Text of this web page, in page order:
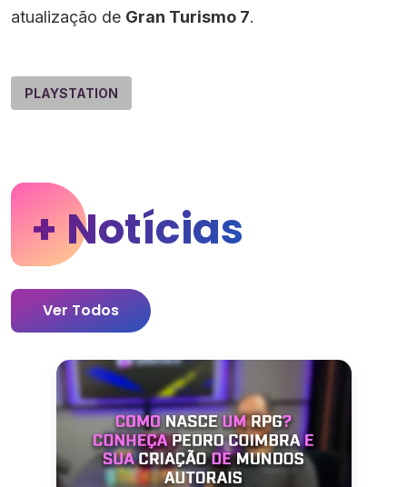
atualização de Gran Turismo 7.
PLAYSTATION
+ Notícias
Ver Todos